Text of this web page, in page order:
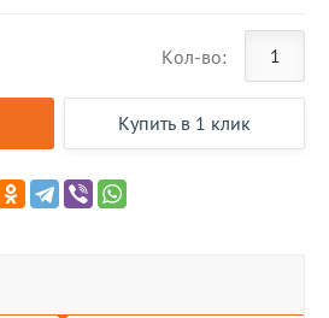
Кол-во:
Купить в 1 клик